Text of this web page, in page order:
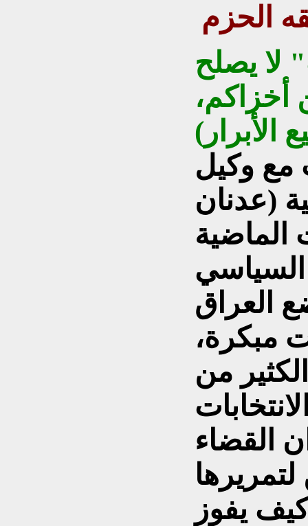
الحزم
لا يصلح
أخزاكم،
مع وكيل
(عدنان
الماضية
السياسي
العراق
مبكرة،
من
القضاء
يفوز